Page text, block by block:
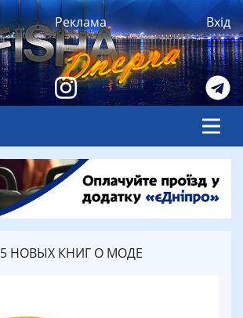
Реклама Вхід
5 НОВЫХ КНИГ О МОДЕ